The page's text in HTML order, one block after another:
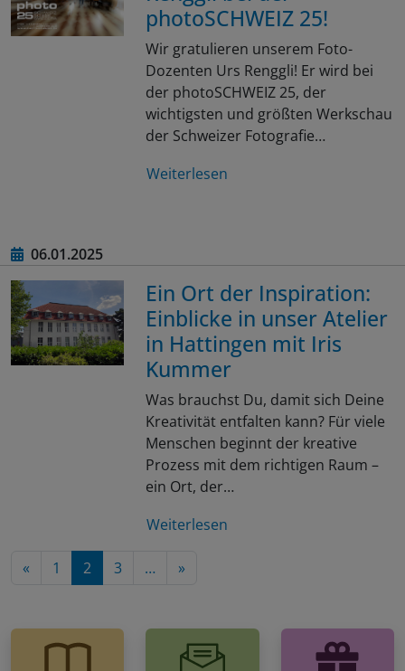
photoSCHWEIZ 25!
Wir gratulieren unserem Foto-
Dozenten Urs Renggli! Er wird bei
der photoSCHWEIZ 25, der
wichtigsten und größten Werkschau
der Schweizer Fotografie…
Weiterlesen
06.01.2025
Ein Ort der Inspiration:
Einblicke in unser Atelier
in Hattingen mit Iris
Kummer
Was brauchst Du, damit sich Deine
Kreativität entfalten kann? Für viele
Menschen beginnt der kreative
Prozess mit dem richtigen Raum –
ein Ort, der…
Weiterlesen
« 1 2 3 … »Nächste Seite